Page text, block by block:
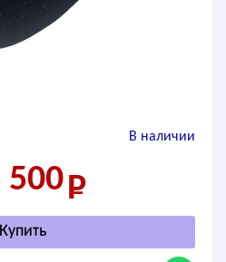
В наличии
500